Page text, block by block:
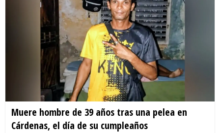
Muere hombre de 39 años tras una pelea en
Cárdenas, el día de su cumpleaños